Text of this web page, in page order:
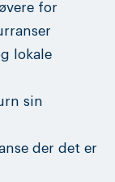
for
lokale
sin
der det er